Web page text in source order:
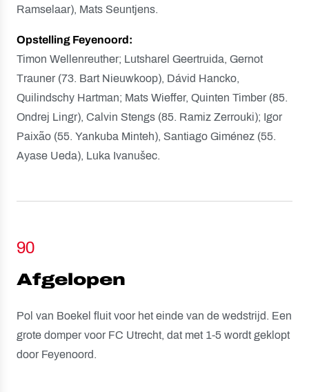
Ramselaar), Mats Seuntjens.
Opstelling Feyenoord:
Timon Wellenreuther; Lutsharel Geertruida, Gernot
Trauner (73. Bart Nieuwkoop), Dávid Hancko,
Quilindschy Hartman; Mats Wieffer, Quinten Timber (85.
Ondrej Lingr), Calvin Stengs (85. Ramiz Zerrouki); Igor
Paixão (55. Yankuba Minteh), Santiago Giménez (55.
Ayase Ueda), Luka Ivanušec.
Afgelopen
90
Pol van Boekel fluit voor het einde van de wedstrijd. Een
grote domper voor FC Utrecht, dat met 1-5 wordt geklopt
door Feyenoord.